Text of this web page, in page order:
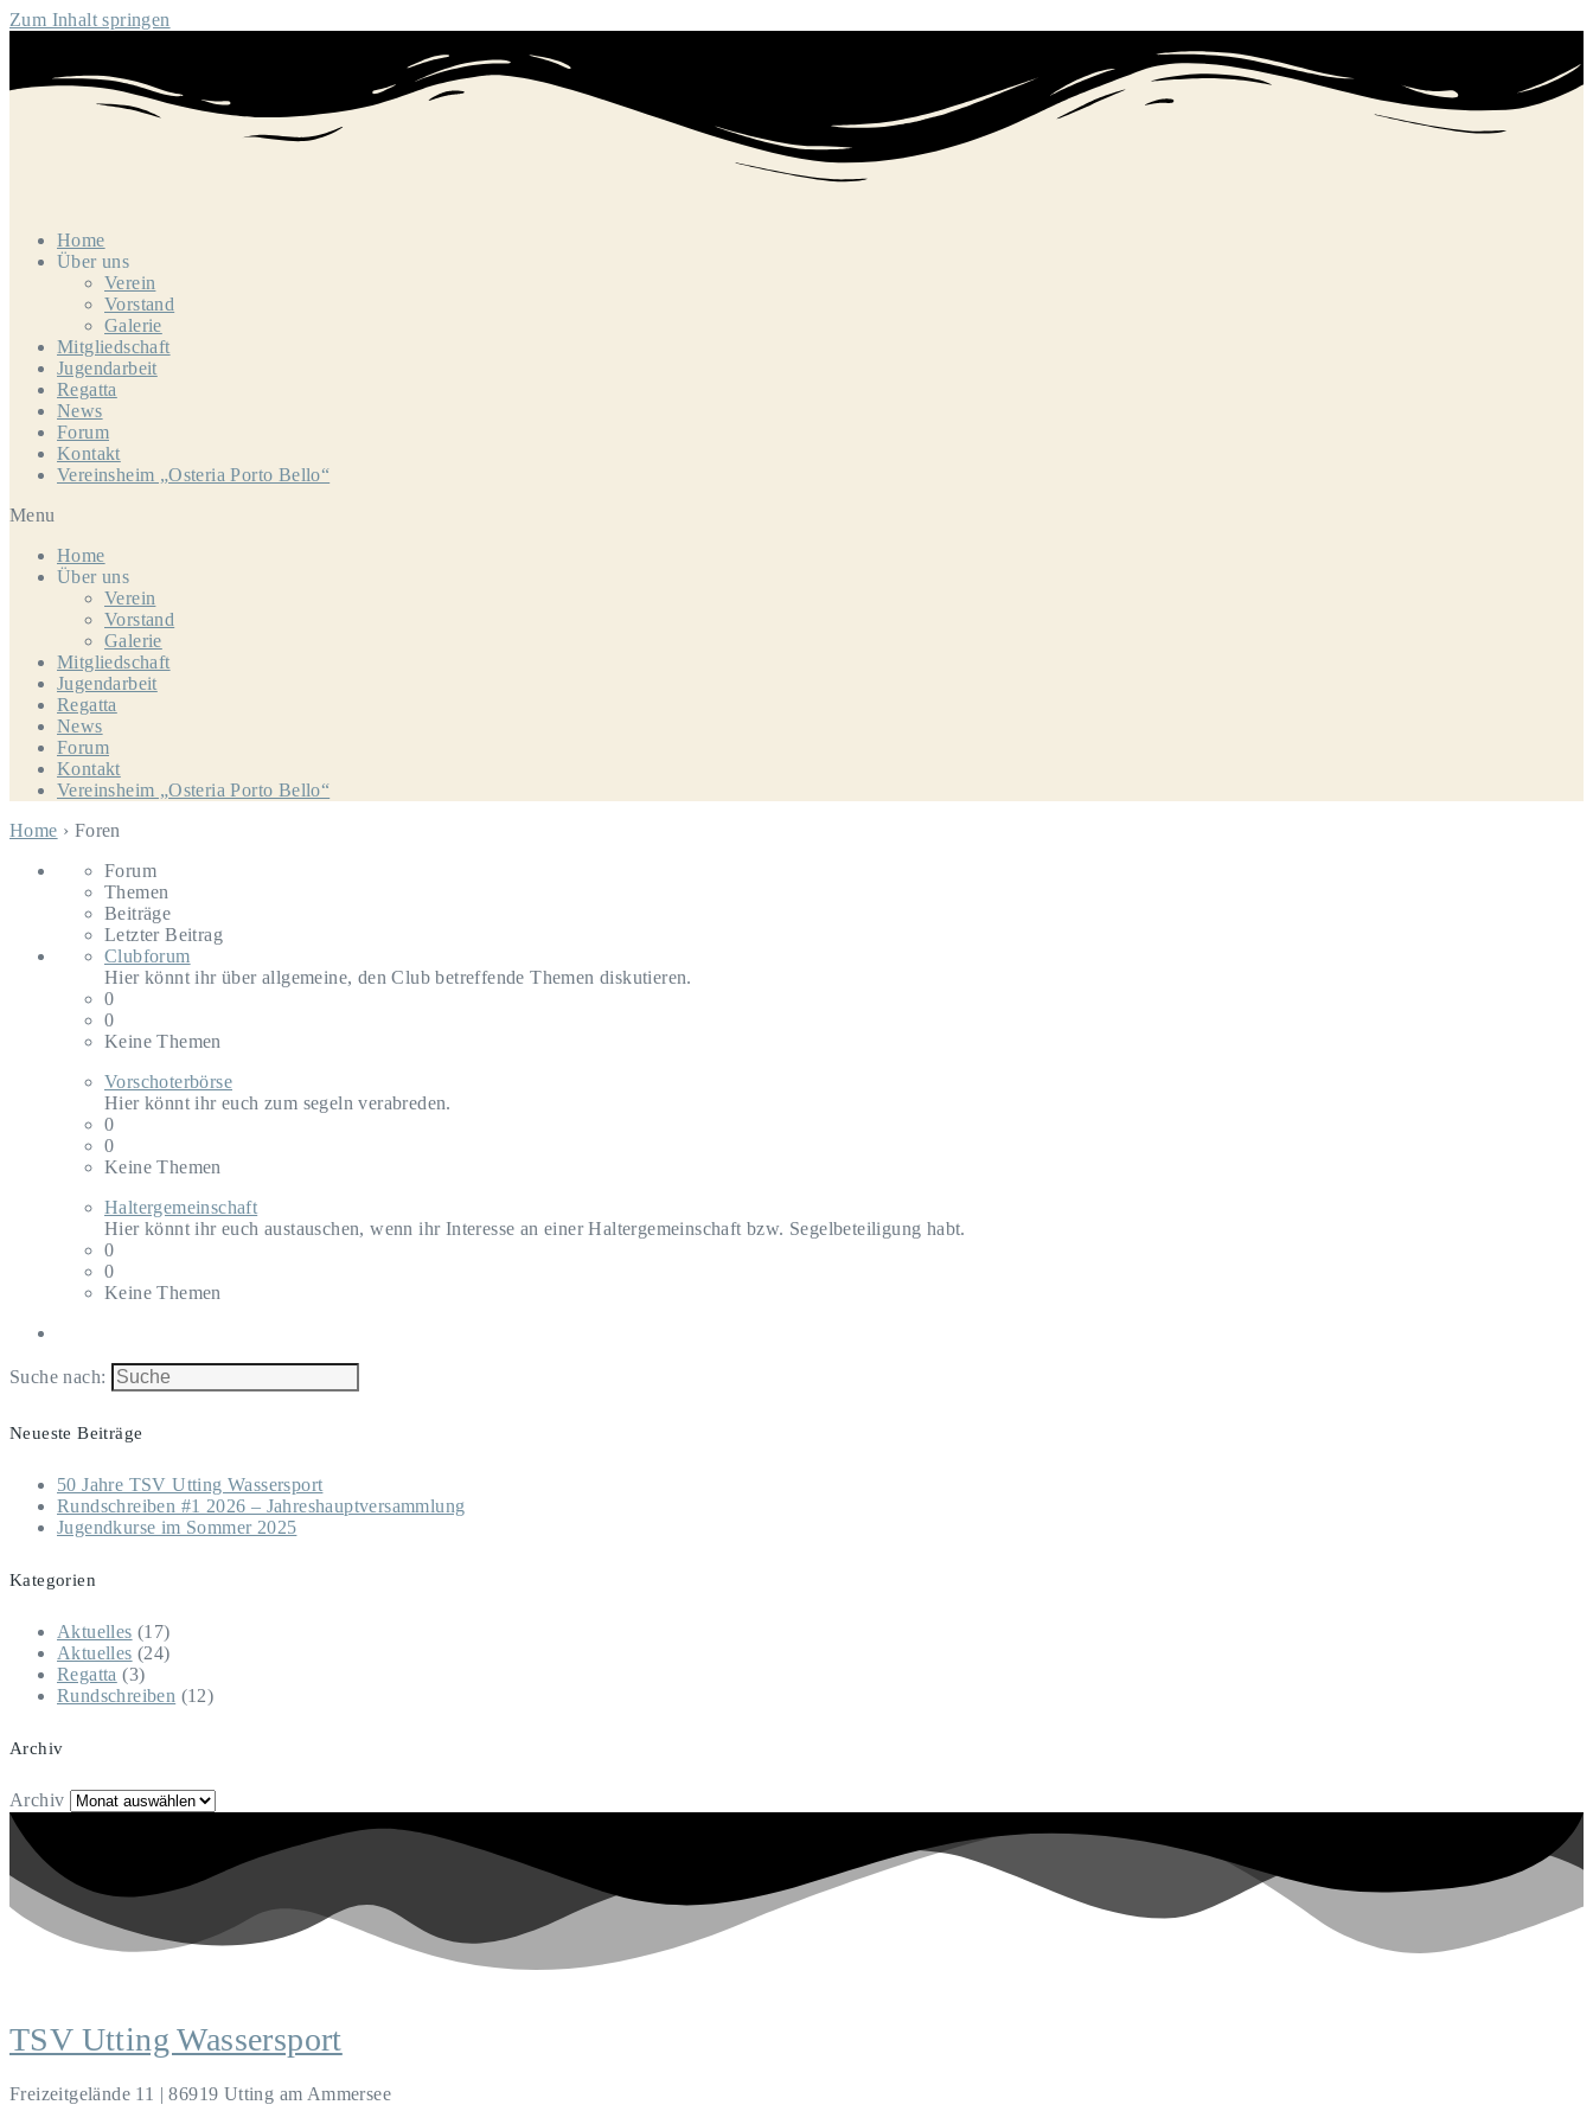
Zum Inhalt springen
Home
Über uns
Verein
Vorstand
Galerie
Mitgliedschaft
Jugendarbeit
Regatta
News
Forum
Kontakt
Vereinsheim „Osteria Porto Bello“
Menu
Home
Über uns
Verein
Vorstand
Galerie
Mitgliedschaft
Jugendarbeit
Regatta
News
Forum
Kontakt
Vereinsheim „Osteria Porto Bello“
Home › Foren
Forum
Themen
Beiträge
Letzter Beitrag
Clubforum
Hier könnt ihr über allgemeine, den Club betreffende Themen diskutieren.
0
0
Keine Themen
Vorschoterbörse
Hier könnt ihr euch zum segeln verabreden.
0
0
Keine Themen
Haltergemeinschaft
Hier könnt ihr euch austauschen, wenn ihr Interesse an einer Haltergemeinschaft bzw. Segelbeteiligung habt.
0
0
Keine Themen
Suche nach:
Neueste Beiträge
50 Jahre TSV Utting Wassersport
Rundschreiben #1 2026 – Jahreshauptversammlung
Jugendkurse im Sommer 2025
Kategorien
Aktuelles (17)
Aktuelles (24)
Regatta (3)
Rundschreiben (12)
Archiv
Archiv
TSV Utting Wassersport
Freizeitgelände 11 | 86919 Utting am Ammersee